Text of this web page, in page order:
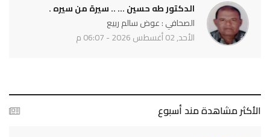
الدكتور طه حسين ... .. سيرة من سيره .
الصحافي : عوض سالم ربيع
الأحد, 02 أغسطس 2026 - 06:07 م
الأكثر مشاهدة مند أسبوع